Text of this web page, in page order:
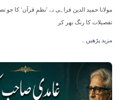
مولانا حمید الدین فراہی نے ’نظمِ قرآن‘ کا جو
تفصیلات کا رنگ بھر کر
.. مزید پڑھیں